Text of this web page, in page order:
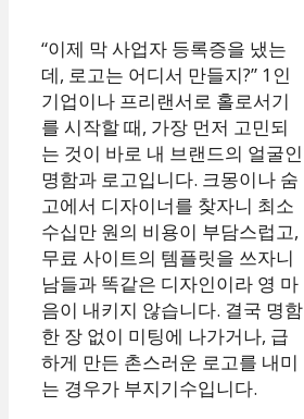
“이제 막 사업자 등록증을 냈는
데, 로고는 어디서 만들지?” 1인
기업이나 프리랜서로 홀로서기
를 시작할 때, 가장 먼저 고민되
는 것이 바로 내 브랜드의 얼굴인
명함과 로고입니다. 크몽이나 숨
고에서 디자이너를 찾자니 최소
수십만 원의 비용이 부담스럽고,
무료 사이트의 템플릿을 쓰자니
남들과 똑같은 디자인이라 영 마
음이 내키지 않습니다. 결국 명함
한 장 없이 미팅에 나가거나, 급
하게 만든 촌스러운 로고를 내미
는 경우가 부지기수입니다.